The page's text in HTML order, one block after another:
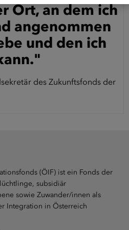
Ort, an dem ich
angenommen
und den ich
des Zukunftsfonds der
(ÖIF) ist ein Fonds der
subsidiär
sowie Zuwander/innen als
Integration in Österreich